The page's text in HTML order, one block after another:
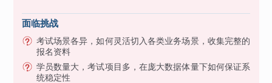
面临挑战
考试场景各异，如何灵活切入各类业务场景，收集完整的
报名资料
学员数量大，考试项目多，在庞大数据体量下如何保证系
统稳定性